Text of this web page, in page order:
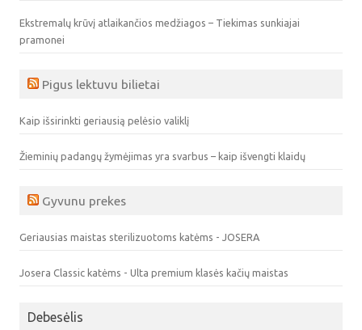
Ekstremalų krūvį atlaikančios medžiagos – Tiekimas sunkiajai
pramonei
Pigus lektuvu bilietai
Kaip išsirinkti geriausią pelėsio valiklį
Žieminių padangų žymėjimas yra svarbus – kaip išvengti klaidų
Gyvunu prekes
Geriausias maistas sterilizuotoms katėms - JOSERA
Josera Classic katėms - Ulta premium klasės kačių maistas
Debesėlis